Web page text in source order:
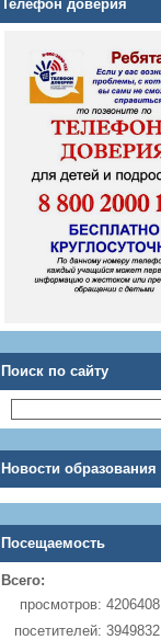
Телефон доверия
Поиск по сайту
Новости образования
Посещаемость
Всего:
просмотров: 4206408
посетителей: 3949832